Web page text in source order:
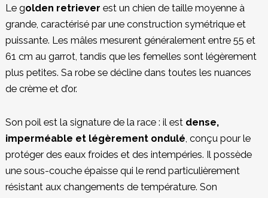
Le golden retriever est un chien de taille moyenne à
grande, caractérisé par une construction symétrique et
puissante. Les mâles mesurent généralement entre 55 et
61 cm au garrot, tandis que les femelles sont légèrement
plus petites. Sa robe se décline dans toutes les nuances
de crème et d’or.
Son poil est la signature de la race : il est dense,
imperméable et légèrement ondulé, conçu pour le
protéger des eaux froides et des intempéries. Il possède
une sous-couche épaisse qui le rend particulièrement
résistant aux changements de température. Son